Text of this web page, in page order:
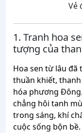
Vẻ
1. Tranh hoa
tượng của
Hoa sen từ lâu
thuần khiết,
hóa phương
chẳng hôi tanh
trong sáng, khí
cuộc sống bộn bề.